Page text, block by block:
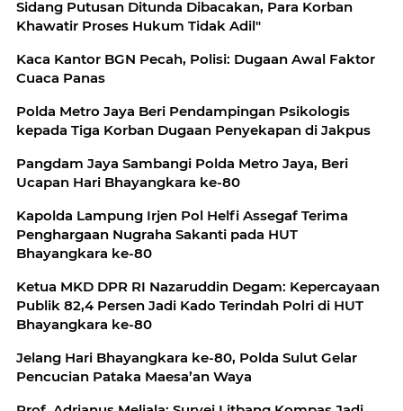
Sidang Putusan Ditunda Dibacakan, Para Korban
Khawatir Proses Hukum Tidak Adil"
Kaca Kantor BGN Pecah, Polisi: Dugaan Awal Faktor
Cuaca Panas
Polda Metro Jaya Beri Pendampingan Psikologis
kepada Tiga Korban Dugaan Penyekapan di Jakpus
Pangdam Jaya Sambangi Polda Metro Jaya, Beri
Ucapan Hari Bhayangkara ke-80
Kapolda Lampung Irjen Pol Helfi Assegaf Terima
Penghargaan Nugraha Sakanti pada HUT
Bhayangkara ke-80
Ketua MKD DPR RI Nazaruddin Degam: Kepercayaan
Publik 82,4 Persen Jadi Kado Terindah Polri di HUT
Bhayangkara ke-80
Jelang Hari Bhayangkara ke-80, Polda Sulut Gelar
Pencucian Pataka Maesa’an Waya